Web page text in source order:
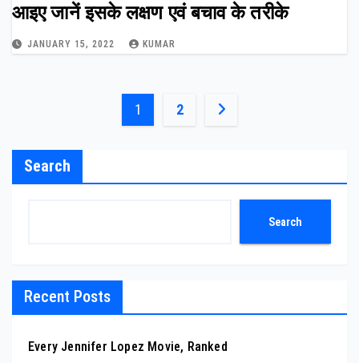
आइए जानें इसके लक्षण एवं बचाव के तरीके
JANUARY 15, 2022 KUMAR
Posts
1 2
Search
Search
Recent Posts
Every Jennifer Lopez Movie, Ranked